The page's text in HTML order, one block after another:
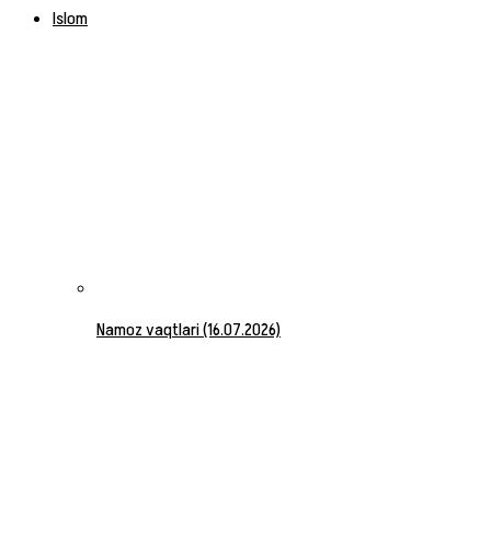
Islom
Namoz vaqtlari (16.07.2026)